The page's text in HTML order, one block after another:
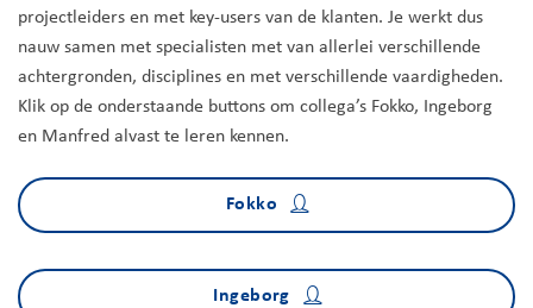
projectleiders en met key-users van de klanten. Je werkt dus
nauw samen met specialisten met van allerlei verschillende
achtergronden, disciplines en met verschillende vaardigheden.
Klik op de onderstaande buttons om collega’s Fokko, Ingeborg
en Manfred alvast te leren kennen.
Fokko
Ingeborg